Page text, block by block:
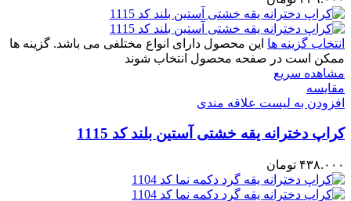
انتخاب گزینه ها این محصول دارای انواع مختلفی می باشد. گزینه ها
ممکن است در صفحه محصول انتخاب شوند
مشاهده سریع
مقایسه
افزودن به لیست علاقه مندی
کراپ دخترانه یقه خشتی آستین بلند کد 1115
۴۳۸.۰۰۰ تومان